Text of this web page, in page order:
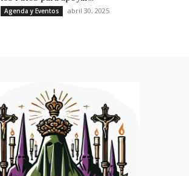
Agenda y Eventos abril 30, 2025